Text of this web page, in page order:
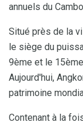
annuels du
Situé près de la
le siège du
9ème et le
Aujourd'hui,
patrimoine
Contenant à la